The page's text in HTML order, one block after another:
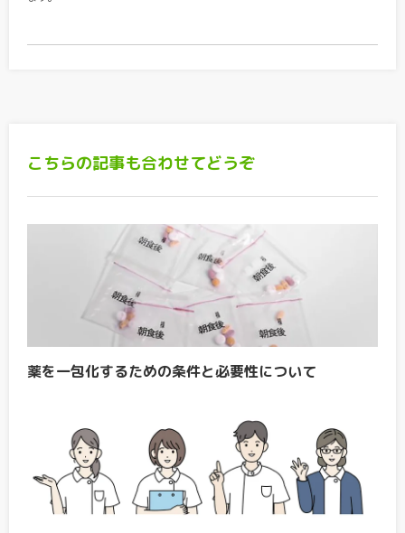
こちらの記事も合わせてどうぞ
薬を一包化するための条件と必要性について